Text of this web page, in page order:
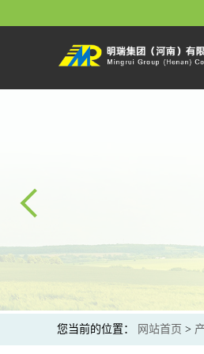
您当前的位置： 网站首页 >